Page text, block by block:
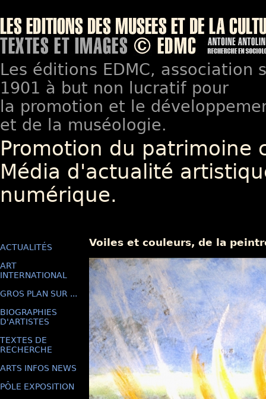
Les éditions EDMC, association
1901 à but non lucratif pour
la promotion et le
et de la muséologie.
Promotion du patrimoine
Média d'actualité
numérique.
ACTUALITÉS
ART
INTERNATIONAL
GROS PLAN SUR ...
BIOGRAPHIES
D'ARTISTES
TEXTES DE
RECHERCHE
ARTS INFOS NEWS
PÔLE EXPOSITION
Voiles et couleurs, de la